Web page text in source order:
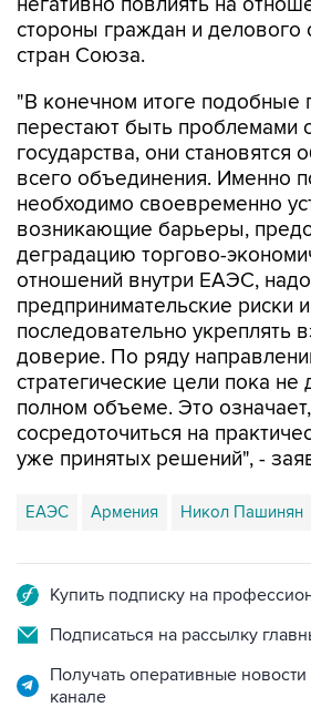
стороны граждан и делового
стран Союза.
"В конечном итоге подобные
перестают быть проблемами
государства, они
всего объединения. Именно
необходимо своевременно
возникающие барьеры,
деградацию торгово-
отношений внутри ЕАЭС,
предпринимательские риски и
последовательно укреплять
доверие. По ряду
стратегические цели пока не
полном объеме. Это
сосредоточиться на
уже принятых решений", -
ЕАЭС Армения Никол Пашинян
Купить подписку на
Подписаться на рассылку
Получать оперативные
канале